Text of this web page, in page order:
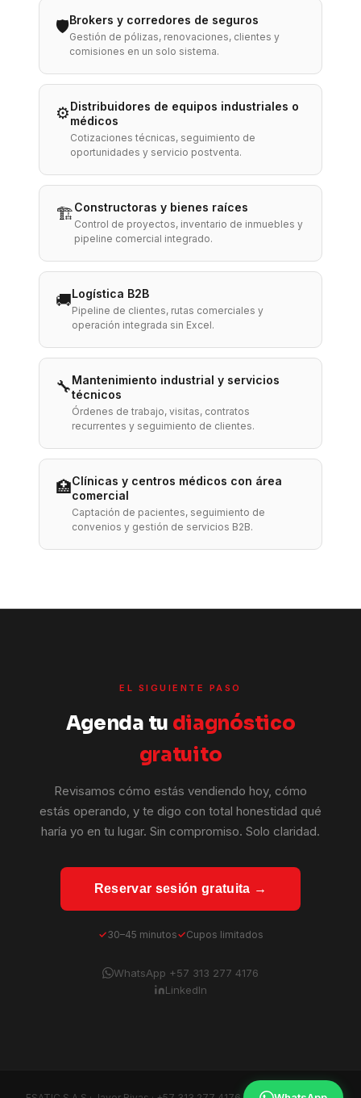
🛡️Brokers y corredores de seguros
Gestión de pólizas, renovaciones, clientes y
comisiones en un solo sistema.
⚙️Distribuidores de equipos industriales o
médicos
Cotizaciones técnicas, seguimiento de
oportunidades y servicio postventa.
🏗️Constructoras y bienes raíces
Control de proyectos, inventario de inmuebles y
pipeline comercial integrado.
🚚Logística B2B
Pipeline de clientes, rutas comerciales y
operación integrada sin Excel.
🔧Mantenimiento industrial y servicios
técnicos
Órdenes de trabajo, visitas, contratos
recurrentes y seguimiento de clientes.
🏥Clínicas y centros médicos con área
comercial
Captación de pacientes, seguimiento de
convenios y gestión de servicios B2B.
EL SIGUIENTE PASO
Agenda tu diagnóstico
gratuito
Revisamos cómo estás vendiendo hoy, cómo
estás operando, y te digo con total honestidad qué
haría yo en tu lugar. Sin compromiso. Solo claridad.
Reservar sesión gratuita →
30–45 minutos Cupos limitados
WhatsApp +57 313 277 4176
LinkedIn